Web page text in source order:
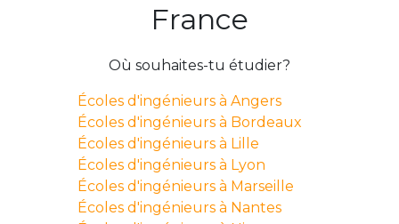
France
Où souhaites-tu étudier?
Écoles d'ingénieurs à Angers
Écoles d'ingénieurs à Bordeaux
Écoles d'ingénieurs à Lille
Écoles d'ingénieurs à Lyon
Écoles d'ingénieurs à Marseille
Écoles d'ingénieurs à Nantes